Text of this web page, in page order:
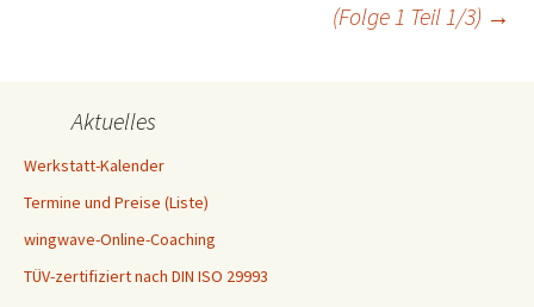
(Folge 1 Teil 1/3) →
Aktuelles
Werkstatt-Kalender
Termine und Preise (Liste)
wingwave-Online-Coaching
TÜV-zertifiziert nach DIN ISO 29993